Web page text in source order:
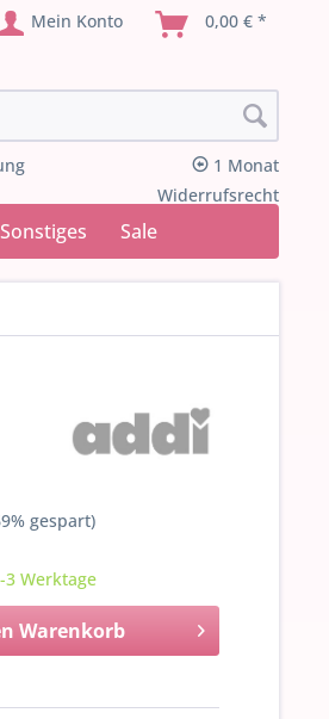
Mein Konto 0,00 € *
1 Monat
Widerrufsrecht
Sonstiges Sale
gespart)
Werktage
Warenkorb